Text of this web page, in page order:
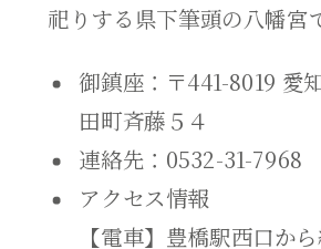
祀りする県下筆頭の八幡宮
御鎮座：〒441-8019 愛
田町斉藤５４
連絡先：0532-31-7968
アクセス情報
【電車】豊橋駅西口か